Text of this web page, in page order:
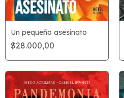
Un pequeño asesinato
$28.000,00